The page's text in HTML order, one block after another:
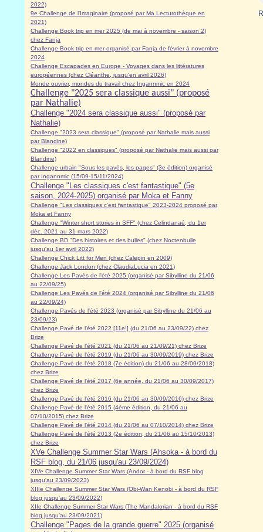
2022)
9e Challenge de l'Imaginaire (proposé par Ma Lecturothèque en
2021)
Challenge Book trip en mer 2025 (de mai à novembre - saison 2)
chez Fanja
Challenge Book trip en mer organisé par Fanja de février à novembre
2024
Challenge Escapades en Europe - Voyages dans les littératures
européennes (chez Cléanthe, jusqu'en avril 2026)
Monde ouvrier, mondes du travail chez Ingannmic en 2024
Challenge "2025 sera classique aussi" (proposé
par Nathalie)
Challenge "2024 sera classique aussi" (proposé par
Nathalie)
Challenge "2023 sera classique" (proposé par Nathalie mais aussi
par Blandine)
Challenge "2022 en classiques" (proposé par Nathalie mais aussi par
Blandine)
Challenge urbain "Sous les pavés, les pages" (3e édition) organisé
par Ingannmic (15/09-15/11/2024)
Challenge "Les classiques c'est fantastique" (5e
saison, 2024-2025) organisé par Moka et Fanny
Challenge "Les classiques c'est fantastique" 2023-2024 proposé par
Moka et Fanny
Challenge "Winter short stories in SFF" (chez Celindanaé, du 1er
déc. 2021 au 31 mars 2022)
Challenge BD "Des histoires et des bulles" (chez Noctenbulle
jusqu'au 1er avril 2022)
Challenge Chick Litt for Men (chez Calepin en 2009)
Challenge Jack London (chez ClaudiaLucia en 2021)
Challenge Les Pavés de l'été 2025 (organisé par Sibylline du 21/06
au 22/09/25)
Challenge Les Pavés de l'été 2024 (organisé par Sibylline du 21/06
au 22/09/24)
Challenge Pavés de l'été 2023 (organisé par Sibylline du 21/06 au
23/09/23)
Challenge Pavé de l'été 2022 [11e!] (du 21/06 au 23/09/22) chez
Brize
Challenge Pavé de l'été 2021 (du 21/06 au 21/09/21) chez Brize
Challenge Pavé de l'été 2019 (du 21/06 au 30/09/2019) chez Brize
Challenge Pavé de l'été 2018 (7e édition) du 21/06 au 28/09/2018)
chez Brize
Challenge Pavé de l'été 2017 (6e année, du 21/06 au 30/09/2017)
chez Brize
Challenge Pavé de l'été 2016 (du 21/06 au 30/09/2016) chez Brize
Challenge Pavé de l'été 2015 (4ème édition, du 21/06 au
07/10/2015) chez Brize
Challenge Pavé de l'été 2014 (du 21/06 au 07/10/2014) chez Brize
Challenge Pavé de l'été 2013 (2e édition, du 21/06 au 15/10/2013)
chez Brize
XVe Challenge Summer Star Wars (Ahsoka - à bord du
RSF blog, du 21/06 jusqu'au 23/09/2024)
XIVe Challenge Summer Star Wars (Andor - à bord du RSF blog
jusqu'au 23/09/2023)
XIIIe Challenge Summer Star Wars (Obi-Wan Kenobi - à bord du RSF
blog jusqu'au 23/09/2022)
XIIe Challenge Summer Star Wars (The Mandalorian - à bord du RSF
blog jusqu'au 23/09/2021)
Challenge "Pages de la grande guerre" 2025 (organisé